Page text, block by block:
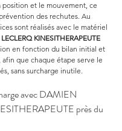
position et le mouvement, ce
des rechutes. Au
sont réalisés avec le matériel
KINESITHERAPEUTE
en fonction du bilan initial et
que chaque étape serve le
sans surcharge inutile.
avec DAMIEN
près du